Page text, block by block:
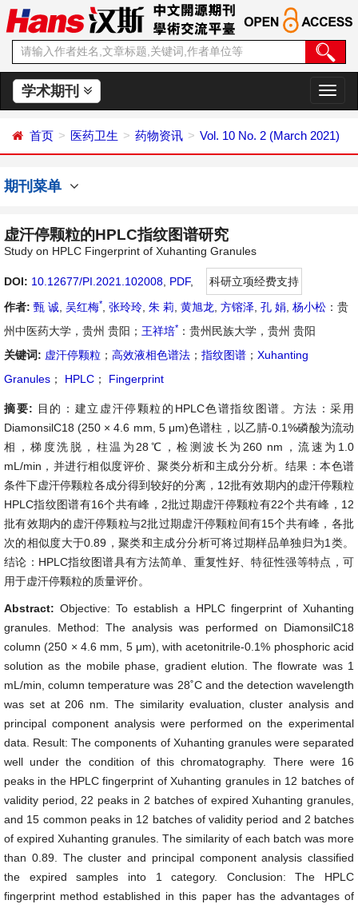
学术期刊
切
换
航
首页 医药卫生 药物资讯 Vol. 10 No. 2 (March 2021)
期刊菜单
虚汗停颗粒的HPLC指纹图谱研究
Study on HPLC Fingerprint of Xuhanting Granules
DOI: 10.12677/PI.2021.102008 PDF,
科研立项经费支持
作者: 甄 诚 吴红梅* 张玲玲 朱 莉 黄旭龙 方镕泽 孔 娟 杨小松 ：贵
州中医药大学，贵州 贵阳； 王祥培* ：贵州民族大学，贵州 贵阳
关键词: 虚汗停颗粒 ； 高效液相色谱法 ； 指纹图谱 ； Xuhanting
Granules ； HPLC ； Fingerprint
摘要: 目的：建立虚汗停颗粒的HPLC色谱指纹图谱。方法：采用
DiamonsilC18 (250 × 4.6 mm, 5 μm)色谱柱，以乙腈-0.1%磷酸为流动
相，梯度洗脱，柱温为28℃，检测波长为260 nm，流速为1.0
mL/min，并进行相似度评价、聚类分析和主成分分析。结果：本色谱
条件下虚汗停颗粒各成分得到较好的分离，12批有效期内的虚汗停颗粒
HPLC指纹图谱有16个共有峰，2批过期虚汗停颗粒有22个共有峰，12
批有效期内的虚汗停颗粒与2批过期虚汗停颗粒间有15个共有峰，各批
次的相似度大于0.89，聚类和主成分分析可将过期样品单独归为1类。
结论：HPLC指纹图谱具有方法简单、重复性好、特征性强等特点，可
用于虚汗停颗粒的质量评价。
Abstract: Objective: To establish a HPLC fingerprint of Xuhanting
granules. Method: The analysis was performed on DiamonsilC18
column (250 × 4.6 mm, 5 μm), with acetonitrile-0.1% phosphoric acid
solution as the mobile phase, gradient elution. The flowrate was 1
mL/min, column temperature was 28˚C and the detection wavelength
was set at 206 nm. The similarity evaluation, cluster analysis and
principal component analysis were performed on the experimental
data. Result: The components of Xuhanting granules were separated
well under the condition of this chromatography. There were 16
peaks in the HPLC fingerprint of Xuhanting granules in 12 batches of
validity period, 22 peaks in 2 batches of expired Xuhanting granules,
and 15 common peaks in 12 batches of validity period and 2 batches
of expired Xuhanting granules. The similarity of each batch was more
than 0.89. The cluster and principal component analysis classified
the expired samples into 1 category. Conclusion: The HPLC
fingerprint method established in this paper has the advantages of